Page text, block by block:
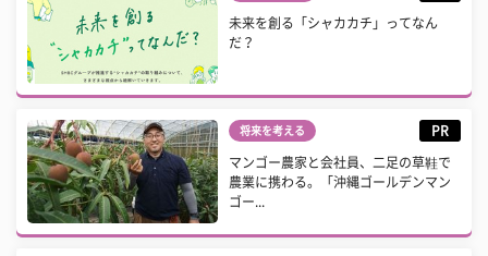
未来を創る「シャカカチ」ってなん
だ？
将来を考える PR
マンゴー農家と会社員、二足の草鞋で
農業に携わる。「沖縄ゴールデンマン
ゴー...